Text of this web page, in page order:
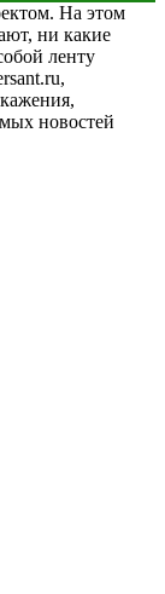
На этом
ни какие
ленту
новостей